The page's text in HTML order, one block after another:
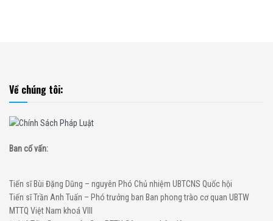
Về chúng tôi:
Ban cố vấn:
Tiến sĩ Bùi Đặng Dũng – nguyên Phó Chủ nhiệm UBTCNS Quốc hội
Tiến sĩ Trần Anh Tuấn – Phó trưởng ban Ban phong trào cơ quan UBTW
MTTQ Việt Nam khoá VIII